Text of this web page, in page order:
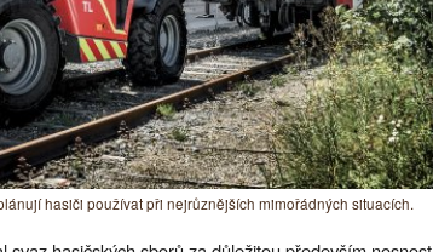
hasiči používat při nejrůznějších mimořádných situacích.